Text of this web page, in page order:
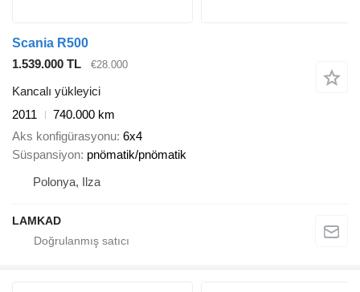
Scania R500
1.539.000 TL
€28.000
Kancalı yükleyici
2011
740.000 km
Aks konfigürasyonu 6x4
Süspansiyon pnömatik/pnömatik
Polonya, Ilza
LAMKAD